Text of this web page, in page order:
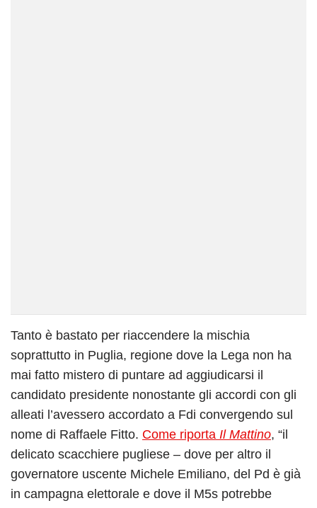
Tanto è bastato per riaccendere la mischia
soprattutto in Puglia, regione dove la Lega non ha
mai fatto mistero di puntare ad aggiudicarsi il
candidato presidente nonostante gli accordi con gli
alleati l’avessero accordato a Fdi convergendo sul
nome di Raffaele Fitto. Come riporta Il Mattino, “il
delicato scacchiere pugliese – dove per altro il
governatore uscente Michele Emiliano, del Pd è già
in campagna elettorale e dove il M5s potrebbe